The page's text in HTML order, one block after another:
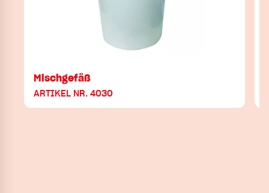
Mischgefäß
ARTIKEL NR. 4030